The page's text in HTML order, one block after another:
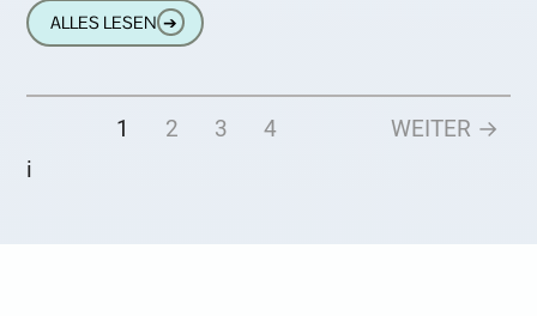
Hörgeräte sind hier eine echte Hilfe und
ALLES LESEN ➔
1 2 3 4
WEITER →
i